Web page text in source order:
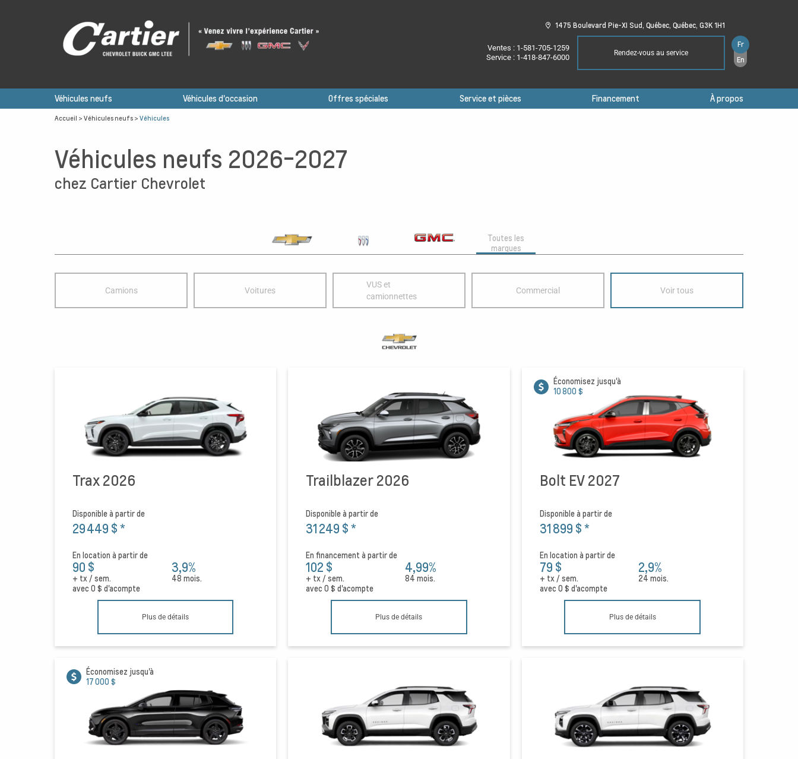
1475 Boulevard Pie-XI Sud, Québec, Québec, G3K 1H1
Ventes : 1-581-705-1259
Service : 1-418-847-6000 Rendez-vous au service
Fr
En
Véhicules neufs Véhicules d'occasion Offres spéciales Service et pièces Financement À propos
Accueil > Véhicules neufs > Véhicules
Véhicules neufs 2026-2027
chez Cartier Chevrolet
Toutes les
marques
Camions Voitures
VUS et
camionnettes
Commercial Voir tous
Trax 2026
Disponible à partir de
29 449 $*
En location à partir de
90 $
+ tx / sem.
3,9%
48 mois.
avec0 $ d'acompte
Plus de détails
Trailblazer 2026
Disponible à partir de
31 249 $*
En financement à partir de
102 $
+ tx / sem.
4,99%
84 mois.
avec 0 $ d'acompte
Plus de détails
Économisez jusqu'à
10 800 $
Bolt EV 2027
Disponible à partir de
31 899 $*
En location à partir de
79 $
+ tx / sem.
2,9%
24 mois.
avec 0 $ d'acompte
Plus de détails
Économisez jusqu'à
17 000 $